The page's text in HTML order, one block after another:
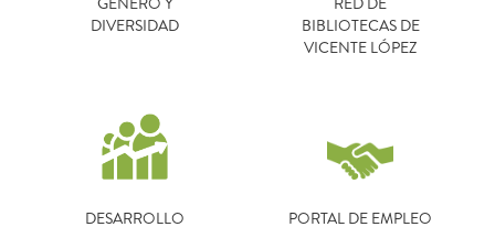
DIVERSIDAD
BIBLIOTECAS DE
VICENTE LÓPEZ
DESARROLLO PORTAL DE EMPLEO